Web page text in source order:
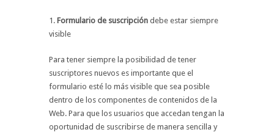
1. Formulario de suscripción debe estar siempre
visible
Para tener siempre la posibilidad de tener
suscriptores nuevos es importante que el
formulario esté lo más visible que sea posible
dentro de los componentes de contenidos de la
Web. Para que los usuarios que accedan tengan la
oportunidad de suscribirse de manera sencilla y